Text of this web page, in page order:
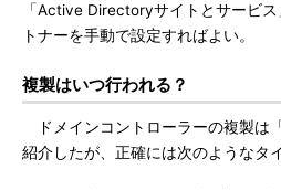
「Active Directoryサイトとサービ
トナーを手動で設定すればよい。
複製はいつ行われる？
ドメインコントローラーの複製は
紹介したが、正確には次のようなタ